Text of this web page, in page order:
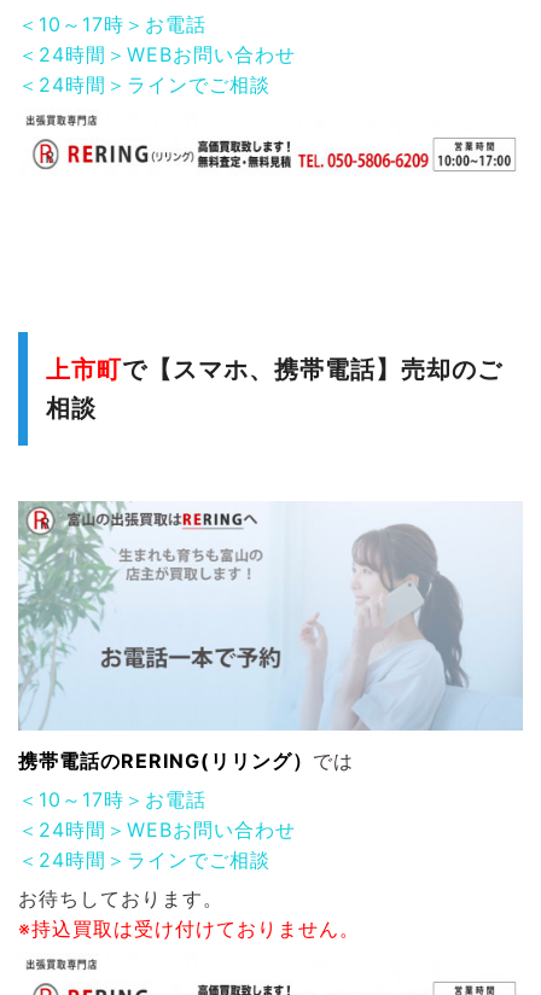
＜10～17時＞お電話
＜24時間＞WEBお問い合わせ
＜24時間＞ラインでご相談
上市町で【スマホ、携帯電話】売却のご
相談
携帯電話のRERING(リリング） では
＜10～17時＞お電話
＜24時間＞WEBお問い合わせ
＜24時間＞ラインでご相談
お待ちしております。
※持込買取は受け付けておりません。